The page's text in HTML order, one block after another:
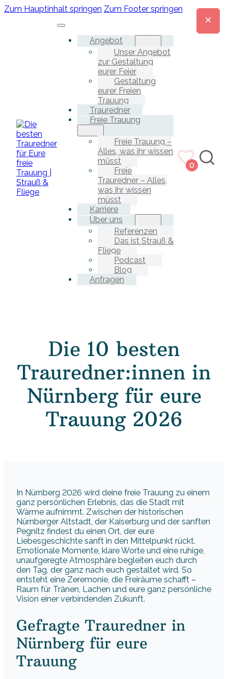
Zum Hauptinhalt springen Zum Footer springen
Angebot
Unser Angebot
zur Gestaltung
eurer Feier
Gestaltung
eurer Freien
Trauung
Trauredner
Freie Trauung
Freie Trauung –
Alles, was ihr wissen
müsst
Freie
Trauredner – Alles,
was ihr wissen
müsst
Karriere
Über uns
Referenzen
Das ist Strauß &
Fliege
Podcast
Blog
Anfragen
0
Die 10 besten
Trauredner:innen in
Nürnberg für eure
Trauung 2026
In Nürnberg 2026 wird deine freie Trauung zu einem
ganz persönlichen Erlebnis, das die Stadt mit
Wärme aufnimmt. Zwischen der historischen
Nürnberger Altstadt, der Kaiserburg und der sanften
Pegnitz findest du einen Ort, der eure
Liebesgeschichte sanft in den Mittelpunkt rückt.
Emotionale Momente, klare Worte und eine ruhige,
unaufgeregte Atmosphäre begleiten euch durch
den Tag, der ganz nach euch gestaltet wird. So
entsteht eine Zeremonie, die Freiräume schafft –
Raum für Tränen, Lachen und eure ganz persönliche
Vision einer verbindenden Zukunft.
Gefragte Trauredner in
Nürnberg für eure
Trauung